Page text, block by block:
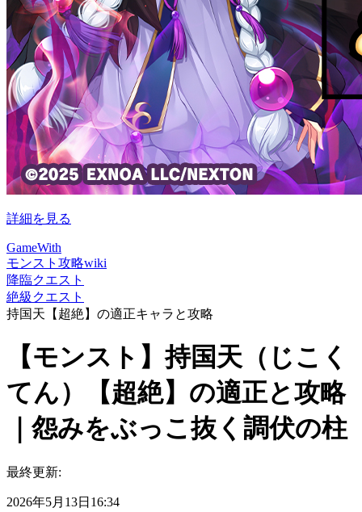
詳細を見る
GameWith
モンスト攻略wiki
降臨クエスト
絶級クエスト
持国天【超絶】の適正キャラと攻略
【モンスト】持国天（じこく
てん）【超絶】の適正と攻略
｜怨みをぶっこ抜く調伏の柱
最終更新:
2026年5月13日16:34